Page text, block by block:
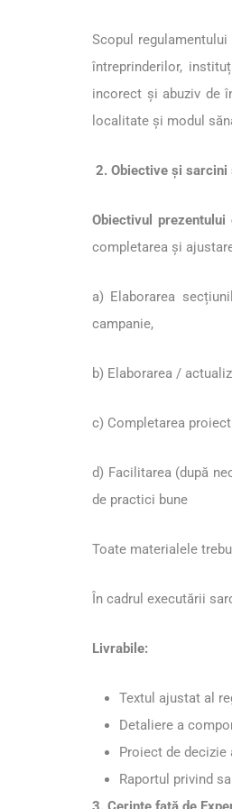
Scopul
întreprinderilor,
incorect și abuziv de
localitate și modul
2. Obiective și sarcini
Obiectivul prezentului
completarea și
a) Elaborarea
campanie,
b) Elaborarea /
c) Completarea
d) Facilitarea (după
de practici bune
Toate materialele
În cadrul executării
Livrabile:
Textul ajustat al
Detaliere a
Proiect de
Raportul privind